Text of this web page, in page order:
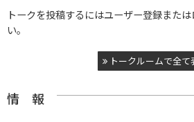
トークを投稿するにはユーザー登録また
い。
トークルームで全て
情 報